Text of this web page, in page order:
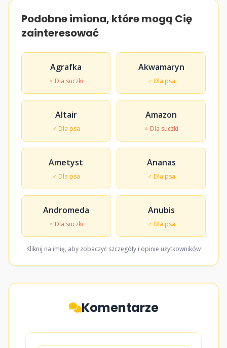
Podobne imiona, które mogą Cię
zainteresować
Agrafka
♀ Dla suczki
Akwamaryn
♂ Dla psa
Altair
♂ Dla psa
Amazon
♀ Dla suczki
Ametyst
♂ Dla psa
Ananas
♂ Dla psa
Andromeda
♀ Dla suczki
Anubis
♂ Dla psa
Kliknij na imię, aby zobaczyć szczegóły i opinie użytkowników
Komentarze